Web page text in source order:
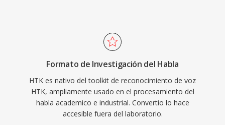
Formato de Investigación del Habla
HTK es nativo del toolkit de reconocimiento de voz
HTK, ampliamente usado en el procesamiento del
habla academico e industrial. Convertio lo hace
accesible fuera del laboratorio.